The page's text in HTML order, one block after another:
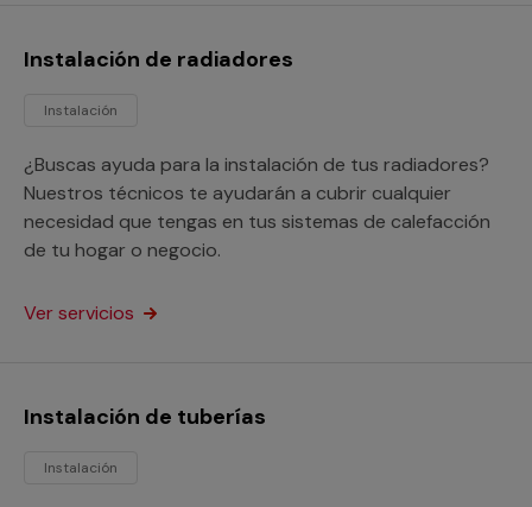
Instalación de radiadores
Instalación
¿Buscas ayuda para la instalación de tus radiadores?
Nuestros técnicos te ayudarán a cubrir cualquier
necesidad que tengas en tus sistemas de calefacción
de tu hogar o negocio.
Ver servicios
Instalación de tuberías
Instalación